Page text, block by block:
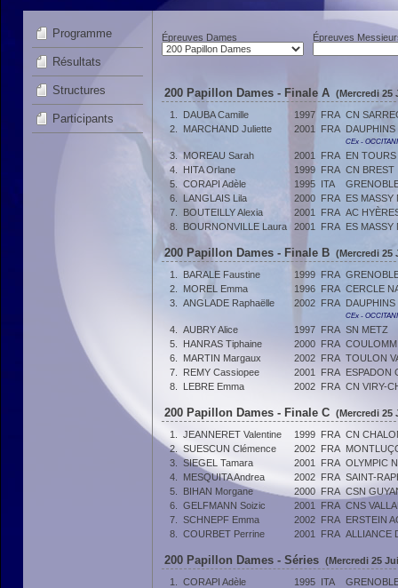
Programme
Résultats
Structures
Participants
Épreuves Dames Épreuves
200 Papillon Dames - Finale A (Mercredi 25
1.
DAUBA Camille 1997 FRA CN
2.
MARCHAND Juliette 2001 FRA
CEx -
3. MOREAU Sarah 2001 FRA EN TOURS
4.
HITA Orlane 1999 FRA CN BREST
5.
CORAPI Adèle 1995 ITA
6.
LANGLAIS Lila 2000 FRA ES MASSY
7.
BOUTEILLY Alexia 2001 FRA AC
8.
BOURNONVILLE Laura 2001 FRA ES MASSY
200 Papillon Dames - Finale B (Mercredi 25
1.
BARALE Faustine 1999 FRA
2.
MOREL Emma 1996 FRA CERCLE
3.
ANGLADE Raphaëlle 2002 FRA
CEx -
4. AUBRY Alice 1997 FRA SN METZ
5.
HANRAS Tiphaine 2000 FRA
6.
MARTIN Margaux 2002 FRA TOULON
7.
REMY Cassiopee 2001 FRA ESPADON
8.
LEBRE Emma 2002 FRA CN VIRY-
200 Papillon Dames - Finale C (Mercredi 25
1.
JEANNERET Valentine 1999 FRA CN
2.
SUESCUN Clémence 2002 FRA
3.
SIEGEL Tamara 2001 FRA OLYMPIC
4.
MESQUITA Andrea 2002 FRA SAINT-
5.
BIHAN Morgane 2000 FRA CSN
6.
GELFMANN Soizic 2001 FRA CNS
7.
SCHNEPF Emma 2002 FRA ERSTEIN
8.
COURBET Perrine 2001 FRA ALLIANCE
200 Papillon Dames - Séries (Mercredi 25
1.
CORAPI Adèle 1995 ITA